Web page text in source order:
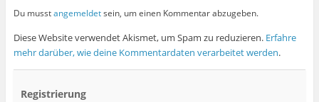
Du musstangemeldetsein, um einen Kommentar abzugeben.
Diese Website verwendet Akismet, um Spam zu reduzieren. Erfahre
mehr darüber, wie deine Kommentardaten verarbeitet werden.
Registrierung